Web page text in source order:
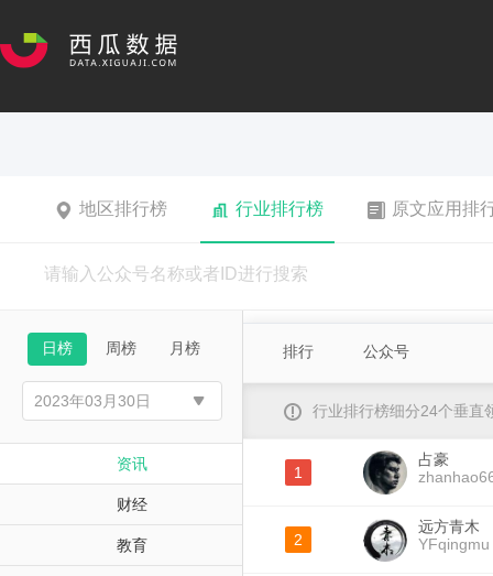
地区排行榜 行业排行榜 原文应用排
日榜 周榜 月榜
资讯
财经
教育
排行 公众号
行业排行榜细分24个垂直
1
占豪
2
远方青木
YFqingmu